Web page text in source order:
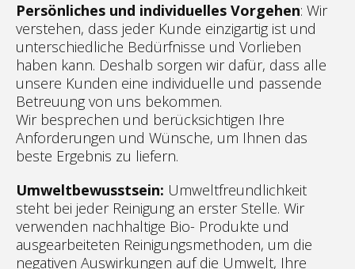
Persönliches und individuelles Vorgehen: Wir
verstehen, dass jeder Kunde einzigartig ist und
unterschiedliche Bedürfnisse und Vorlieben
haben kann. Deshalb sorgen wir dafür, dass alle
unsere Kunden eine individuelle und passende
Betreuung von uns bekommen.
Wir besprechen und berücksichtigen Ihre
Anforderungen und Wünsche, um Ihnen das
beste Ergebnis zu liefern.
Umweltbewusstsein: Umweltfreundlichkeit
steht bei jeder Reinigung an erster Stelle. Wir
verwenden nachhaltige Bio- Produkte und
ausgearbeiteten Reinigungsmethoden, um die
negativen Auswirkungen auf die Umwelt, Ihre